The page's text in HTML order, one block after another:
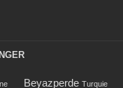
Beyazperde Turquie